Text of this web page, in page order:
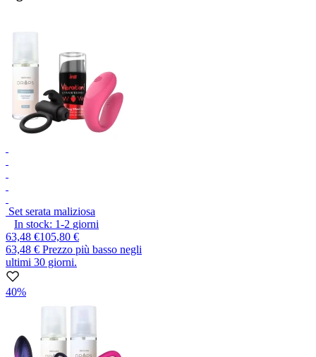
Set serata maliziosa
In stock: 1-2 giorni
63,48 €105,80 €
63,48 € Prezzo più basso negli
ultimi 30 giorni.
40%